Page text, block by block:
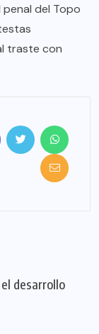
del Topo
traste con
desarrollo